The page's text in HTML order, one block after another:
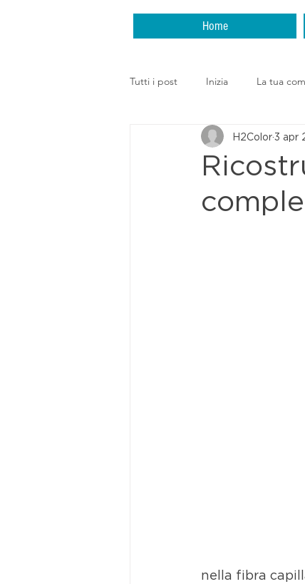
Home
Tutti i post Inizia La tua
H2Color 3 apr
nella fibra